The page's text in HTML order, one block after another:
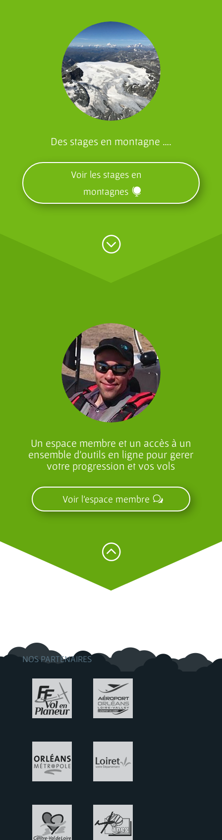
Des stages en montagne ….
Voir les stages en
montagnes
;
Un espace membre et un accès à un
ensemble d’outils en ligne pour gerer
votre progression et vos vols
Voir l'espace membre
:
NOS PARTENAIRES